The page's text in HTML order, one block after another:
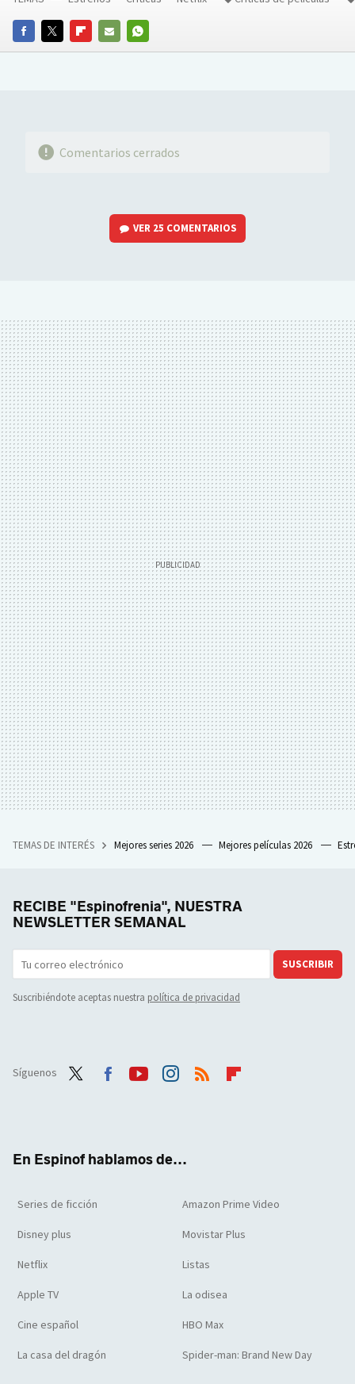
FACEBOOKTWITTERFLIPBOARD
E-
WHATSAPP
Comentarios cerrados
VER 25 COMENTARIOS
TEMAS DE INTERÉS Mejores series 2026 Mejores películas 2026
RECIBE "Espinofrenia", NUESTRA
NEWSLETTER SEMANAL
SUSCRIBIR
Suscribiéndote aceptas nuestra política de privacidad
Síguenos
En Espinof hablamos de...
Series de ficción Amazon Prime Video
Disney plus Movistar Plus
Netflix Listas
Apple TV La odisea
Cine español HBO Max
La casa del dragón Spider-man: Brand New Day